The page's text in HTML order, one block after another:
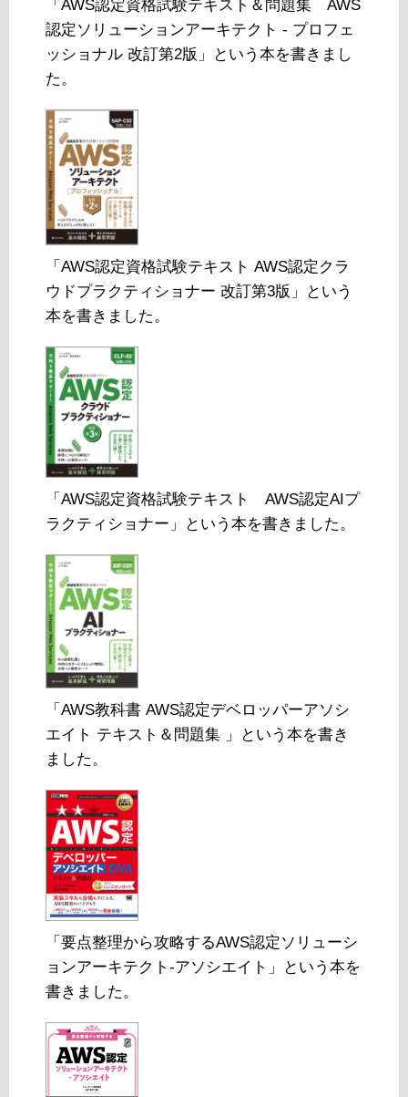
「AWS認定資格試験テキスト＆問題集 AWS
認定ソリューションアーキテクト - プロフェ
ッショナル 改訂第2版」という本を書きまし
た。
「AWS認定資格試験テキスト AWS認定クラ
ウドプラクティショナー 改訂第3版」という
本を書きました。
「AWS認定資格試験テキスト AWS認定AIプ
ラクティショナー」という本を書きました。
「AWS教科書 AWS認定デベロッパーアソシ
エイト テキスト＆問題集 」という本を書き
ました。
「要点整理から攻略するAWS認定ソリューシ
ョンアーキテクト-アソシエイト」という本を
書きました。